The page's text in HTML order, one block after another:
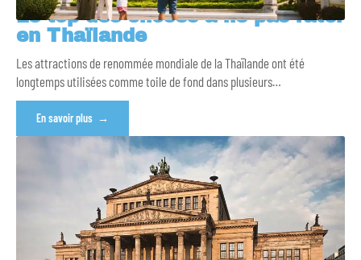
Le top des choses à ne pas rater
en Thaïlande
Les attractions de renommée mondiale de la Thaïlande ont été
longtemps utilisées comme toile de fond dans plusieurs…
En savoir plus